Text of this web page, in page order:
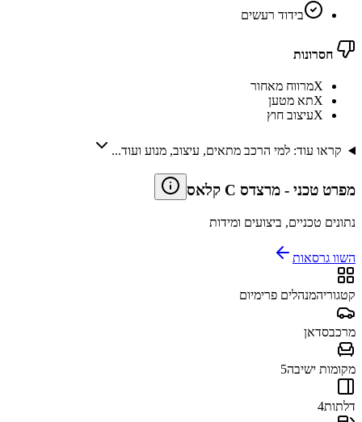
בידוד רעשים
חסרונות
Xמרווח מאחור
Xתא מטען
Xעיצוב חוץ
קראו עוד: למי הרכב מתאים, עיצוב, מנוע ועוד...
מפרט טכני - מרצדס C קלאס
נתונים טכניים, ביצועים ומידות
השוו גרסאות
קטגוריהמנהלים פרימיום
מרכבסדאן
מקומות ישיבה5
דלתות4